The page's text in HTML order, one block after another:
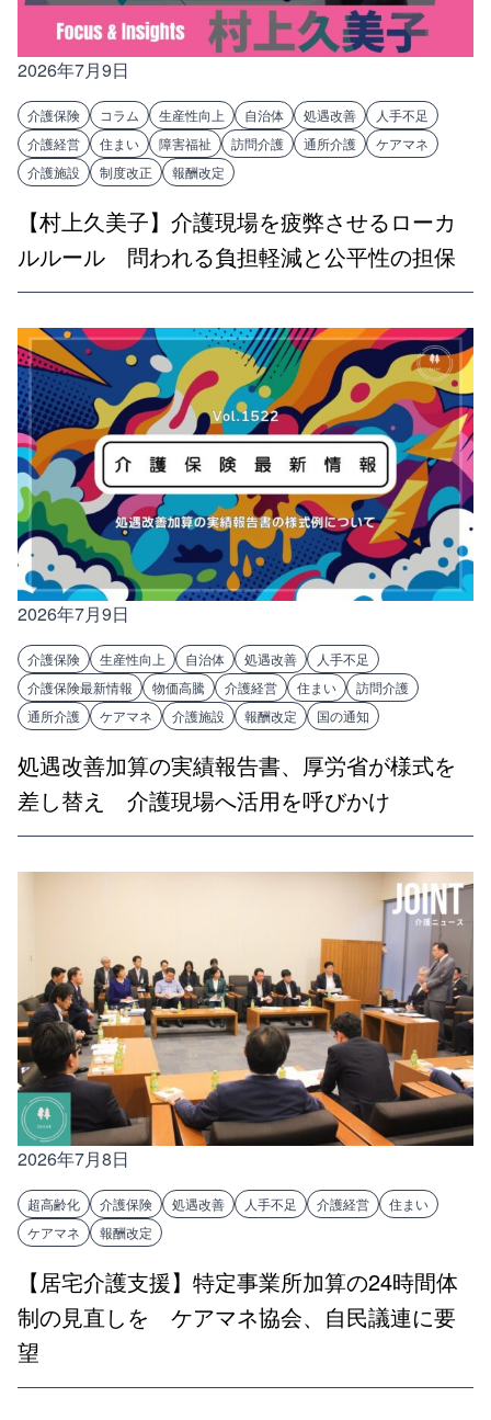
2026年7月9日
介護保険 コラム 生産性向上 自治体 処遇改善
人手不足
介護経営
住まい 障害福祉 訪問介護 通所介護
ケアマネ
介護施設
制度改正 報酬改定
【村上久美子】介護現場を疲弊させるローカ
ルルール 問われる負担軽減と公平性の担保
2026年7月9日
介護保険 生産性向上 自治体 処遇改善
人手不足
介護保険最新情報
物価高騰 介護経営 住まい
訪問介護
通所介護
ケアマネ 介護施設 報酬改定 国の通知
処遇改善加算の実績報告書、厚労省が様式を
差し替え 介護現場へ活用を呼びかけ
2026年7月8日
超高齢化 介護保険 処遇改善 人手不足 介護経営
住まい
ケアマネ
報酬改定
【居宅介護支援】特定事業所加算の24時間体
制の見直しを ケアマネ協会、自民議連に要
望